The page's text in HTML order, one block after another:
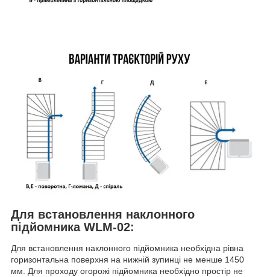
Для встановлення наклонного
підйомника WLM-02:
Для встановлення наклонного підйомника необхідна рівна
горизонтальна поверхня на нижній зупинці не менше 1450
мм. Для проходу огорожі підйомника необхідно простір не